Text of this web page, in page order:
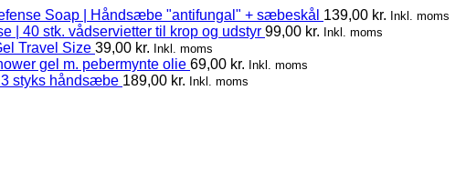
Soap | Håndsæbe "antifungal" + sæbeskål 139,00 kr. Inkl. moms
| 40 stk. vådservietter til krop og udstyr 99,00 kr. Inkl. moms
Travel Size 39,00 kr. Inkl. moms
gel m. pebermynte olie 69,00 kr. Inkl. moms
styks håndsæbe 189,00 kr. Inkl. moms